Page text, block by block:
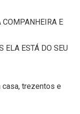
COMPANHEIRA E
ELA ESTÁ DO SEU
casa, trezentos e